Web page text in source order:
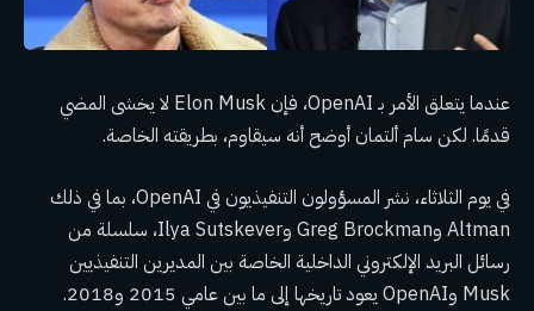
عندما يتعلق الأمر بـ OpenAI، فإن Elon Musk لا يخشى المضي
قدمًا. لكن سام ألتمان أوضح أنه سيقاوم، بطريقته الخاصة.
في يوم الثلاثاء، نشر المسؤولون التنفيذيون في OpenAI، بما في ذلك
Altman وGreg Brockman وIlya Sutskever، سلسلة من
رسائل البريد الإلكتروني الداخلية الخاصة بين المديرين التنفيذيين
Musk وOpenAI يعود تاريخها إلى ما بين عامي 2015 و2018.